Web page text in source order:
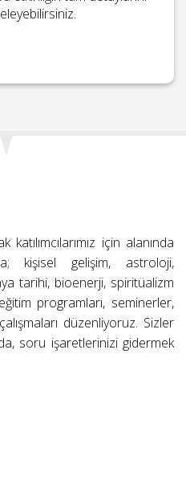
için alanında
kişisel gelişim, astroloji,
tarihi, bioenerji, spiritüalizm
programları, seminerler,
düzenliyoruz. Sizler
soru işaretlerinizi gidermek